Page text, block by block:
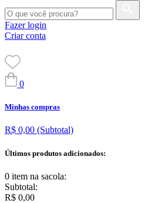
Fazer login
Criar conta
0
Minhas compras
R$ 0,00 (Subtotal)
Últimos produtos adicionados:
0 item na sacola:
Subtotal:
R$ 0,00